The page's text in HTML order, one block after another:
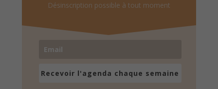
Désinscription possible à tout moment
Recevoir l'agenda chaque semaine